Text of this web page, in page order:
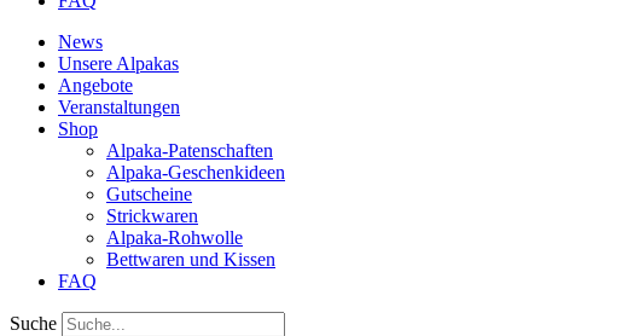
News
Unsere Alpakas
Angebote
Veranstaltungen
Shop
Alpaka-Patenschaften
Alpaka-Geschenkideen
Gutscheine
Strickwaren
Alpaka-Rohwolle
Bettwaren und Kissen
FAQ
Suche